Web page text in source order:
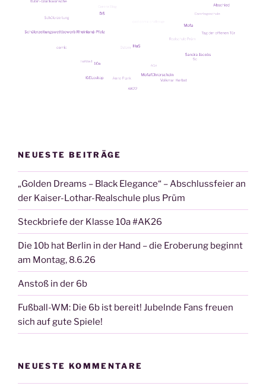
lä­
tern­
che­
rin
Michae­
la
Zech­
ner“
NEUESTE BEITRÄGE
„Golden Dreams – Black Elegance“ – Abschlussfeier an
der Kaiser-Lothar-Realschule plus Prüm
Steckbriefe der Klasse 10a #AK26
Die 10b hat Berlin in der Hand – die Eroberung beginnt
am Montag, 8.6.26
Anstoß in der 6b
Fußball-WM: Die 6b ist bereit! Jubelnde Fans freuen
sich auf gute Spiele!
NEUESTE KOMMENTARE